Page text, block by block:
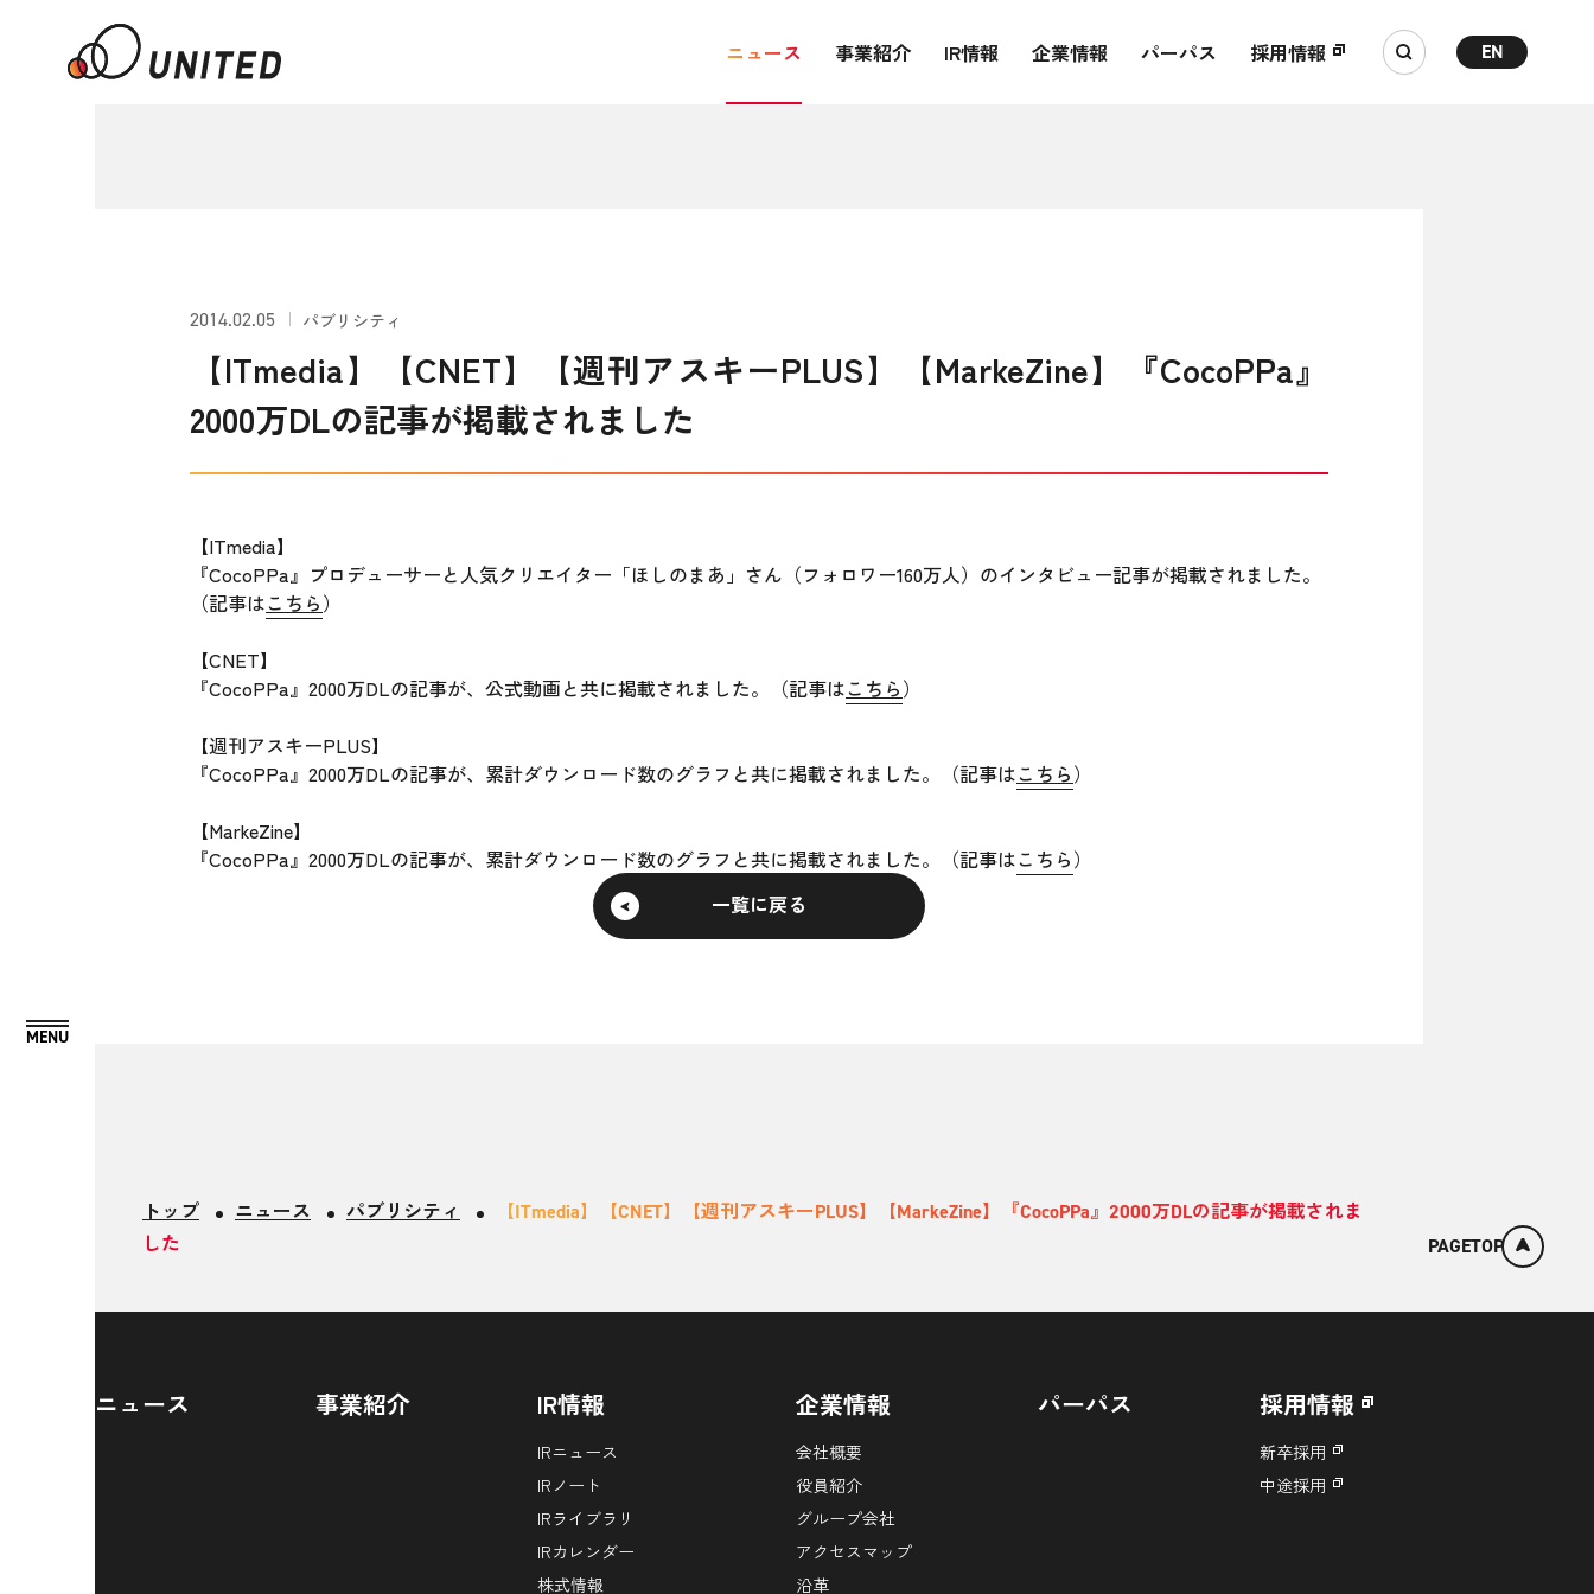
ニュース 事業紹介 IR情報 企業情報 パーパス 採用情報 EN
2014.02.05 パブリシティ
【ITmedia】【CNET】【週刊アスキーPLUS】【MarkeZine】『CocoPPa』
2000万DLの記事が掲載されました
【ITmedia】
『CocoPPa』プロデューサーと人気クリエイター「ほしのまあ」さん（フォロワー160万人）のインタビュー記事が掲載されました。
（記事はこちら）
【CNET】
『CocoPPa』2000万DLの記事が、公式動画と共に掲載されました。（記事はこちら）
【週刊アスキーPLUS】
『CocoPPa』2000万DLの記事が、累計ダウンロード数のグラフと共に掲載されました。（記事はこちら）
【MarkeZine】
『CocoPPa』2000万DLの記事が、累計ダウンロード数のグラフと共に掲載されました。（記事はこちら）
一覧に戻る
トップ ニュース パブリシティ
【ITmedia】【CNET】【週刊アスキーPLUS】【MarkeZine】『CocoPPa』2000万DLの記事が掲載されま
した
PAGETOP
ニュース 事業紹介 IR情報
IRニュース
IRノート
IRライブラリ
IRカレンダー
株式情報
企業情報
会社概要
役員紹介
グループ会社
アクセスマップ
沿革
パーパス 採用情報
新卒採用
中途採用